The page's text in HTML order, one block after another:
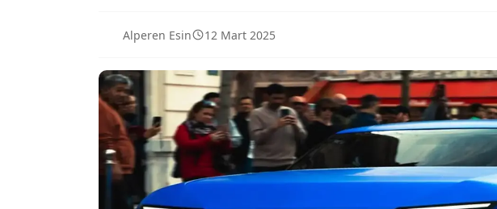
Alperen Esin 12 Mart 2025